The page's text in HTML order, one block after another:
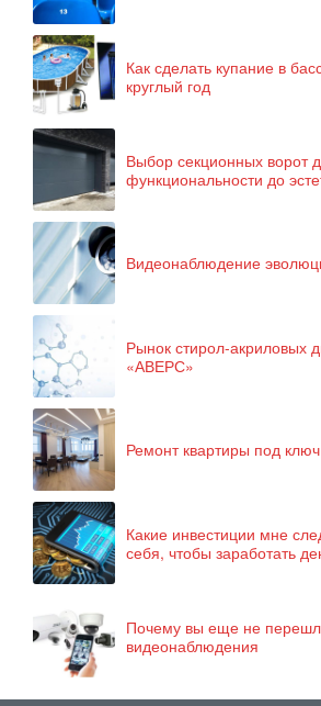
Как сделать купание в
круглый год
Выбор секционных ворот
функциональности до
Видеонаблюдение
Рынок стирол-акриловых
«АВЕРС»
Ремонт квартиры под ключ
Какие инвестиции мне
себя, чтобы заработать
Почему вы еще не
видеонаблюдения